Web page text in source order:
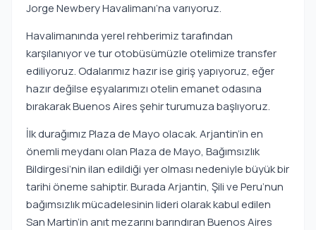
Jorge Newbery Havalimanı’na varıyoruz.
Havalimanında yerel rehberimiz tarafından
karşılanıyor ve tur otobüsümüzle otelimize transfer
ediliyoruz. Odalarımız hazır ise giriş yapıyoruz, eğer
hazır değilse eşyalarımızı otelin emanet odasına
bırakarak Buenos Aires şehir turumuza başlıyoruz.
İlk durağımız Plaza de Mayo olacak. Arjantin’in en
önemli meydanı olan Plaza de Mayo, Bağımsızlık
Bildirgesi’nin ilan edildiği yer olması nedeniyle büyük bir
tarihi öneme sahiptir. Burada Arjantin, Şili ve Peru’nun
bağımsızlık mücadelesinin lideri olarak kabul edilen
San Martin’in anıt mezarını barındıran Buenos Aires